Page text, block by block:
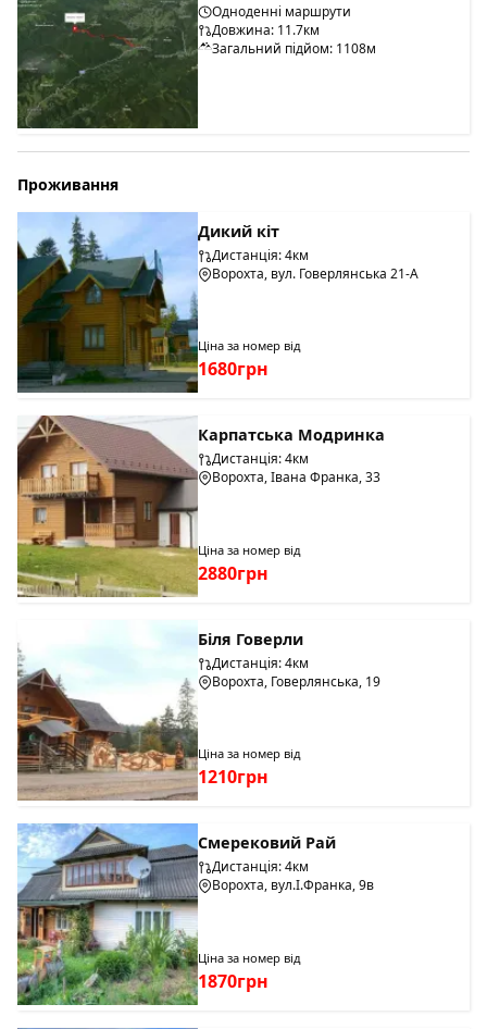
Одноденні маршрути
Довжина: 11.7км
Загальний підйом: 1108м
Проживання
Дикий кіт
Дистанція: 4км
Ворохта, вул. Говерлянська 21-А
Ціна за номер від
1680грн
Карпатська Модринка
Дистанція: 4км
Ворохта, Івана Франка, 33
Ціна за номер від
2880грн
Біля Говерли
Дистанція: 4км
Ворохта, Говерлянська, 19
Ціна за номер від
1210грн
Смерековий Рай
Дистанція: 4км
Ворохта, вул.І.Франка, 9в
Ціна за номер від
1870грн